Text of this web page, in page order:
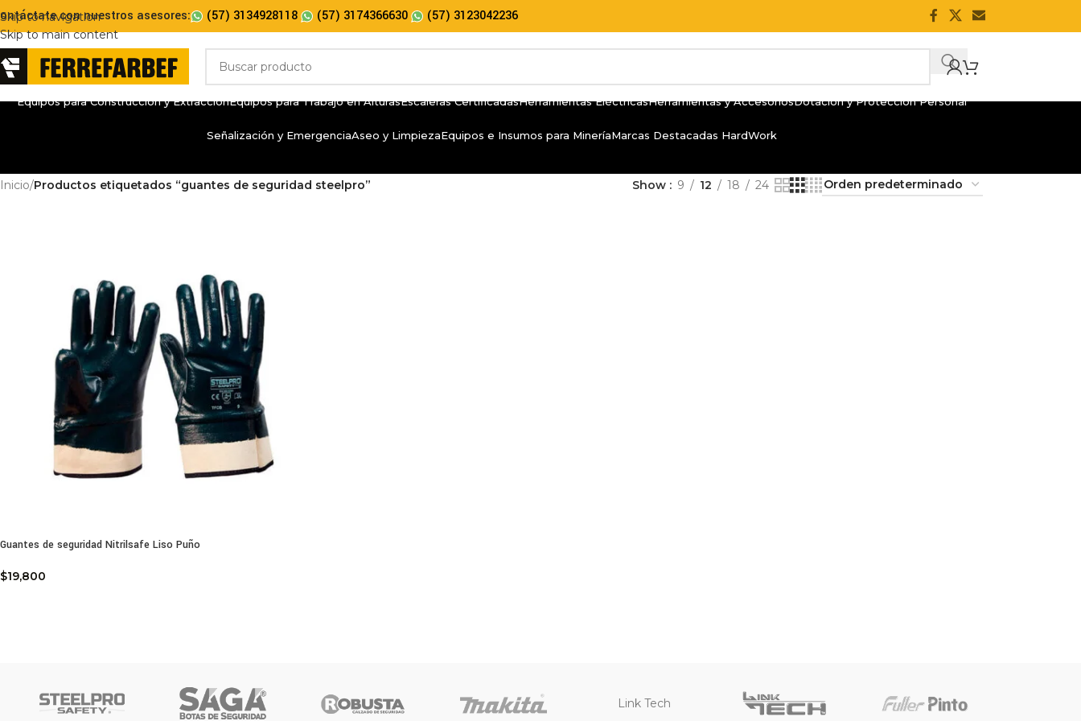
Skip to navigation
Skip to main content
con nuestros asesores: (57) 3134928118 (57) 3174366630 (57) 3123042236
Equipos para Construcción y ExtracciónEquipos para Trabajo en AlturasEscaleras CertificadasHerramientas EléctricasHerramientas y AccesoriosDotación y Protección Personal
Señalización y EmergenciaAseo y LimpiezaEquipos e Insumos para MineríaMarcas Destacadas HardWork
Inicio/Productos etiquetados “guantes de seguridad steelpro” Show 9 12 18 24
Guantes de seguridad Nitrilsafe Liso Puño
$19,800
Link Tech